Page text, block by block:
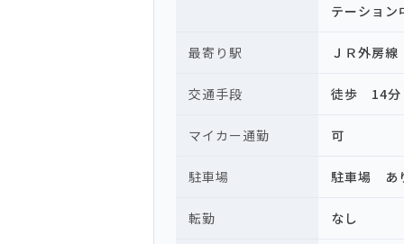
テーション
最寄り駅 ＪＲ外房
交通手段 徒歩 14分
マイカー通勤 可
駐車場 駐車場 あ
転勤 なし